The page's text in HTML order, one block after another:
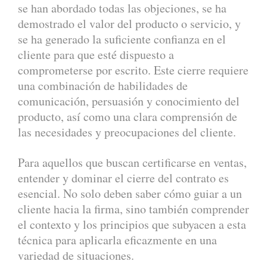
se han abordado todas las objeciones, se ha
demostrado el valor del producto o servicio, y
se ha generado la suficiente confianza en el
cliente para que esté dispuesto a
comprometerse por escrito. Este cierre requiere
una combinación de habilidades de
comunicación, persuasión y conocimiento del
producto, así como una clara comprensión de
las necesidades y preocupaciones del cliente.
Para aquellos que buscan certificarse en ventas,
entender y dominar el cierre del contrato es
esencial. No solo deben saber cómo guiar a un
cliente hacia la firma, sino también comprender
el contexto y los principios que subyacen a esta
técnica para aplicarla eficazmente en una
variedad de situaciones.